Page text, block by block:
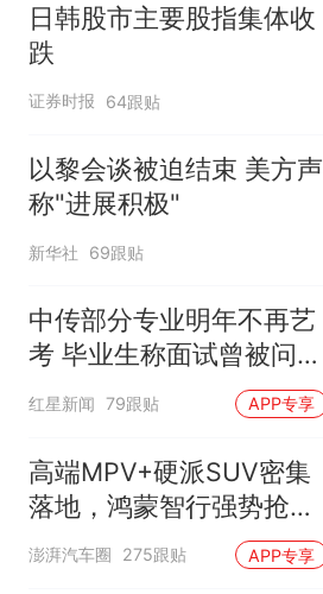
日韩股市主要股指集体收
跌
证券时报 64跟贴
以黎会谈被迫结束 美方声
称"进展积极"
新华社 69跟贴
中传部分专业明年不再艺
考 毕业生称面试曾被问
“如何策划晚会” 专家：遏
红星新闻 79跟贴 APP专享
高端MPV+硬派SUV密集
落地，鸿蒙智行强势抢占
自主高端市场制高点
澎湃汽车圈 275跟贴 APP专享